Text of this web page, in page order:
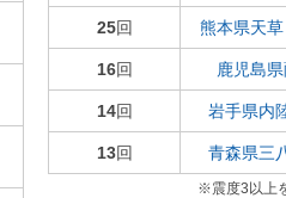
25回 熊本県天
16回 鹿児島
14回 岩手県内
13回 青森県三
※震度3以上